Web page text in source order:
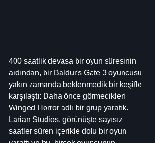
400 saatlik devasa bir oyun süresinin
ardından, bir Baldur's Gate 3 oyuncusu
yakın zamanda beklenmedik bir keşifle
karşılaştı: Daha önce görmedikleri
Winged Horror adlı bir grup yaratık.
Larian Studios, görünüşte sayısız
saatler süren içerikle dolu bir oyun